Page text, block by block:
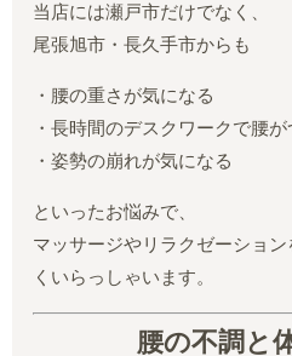
当店には瀬戸市だけでなく、
尾張旭市・長久手市からも
・腰の重さが気になる
・長時間のデスクワークで腰が
・姿勢の崩れが気になる
といったお悩みで、
マッサージやリラクゼーショ
くいらっしゃいます。
腰の不調と